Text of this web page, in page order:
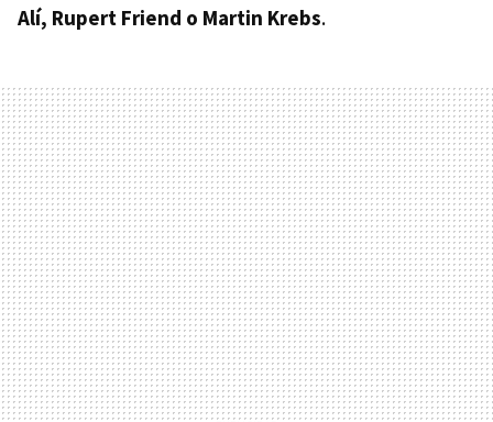
Alí, Rupert Friend o Martin Krebs.